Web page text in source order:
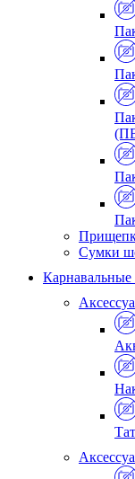
Сумки
Карнавальные